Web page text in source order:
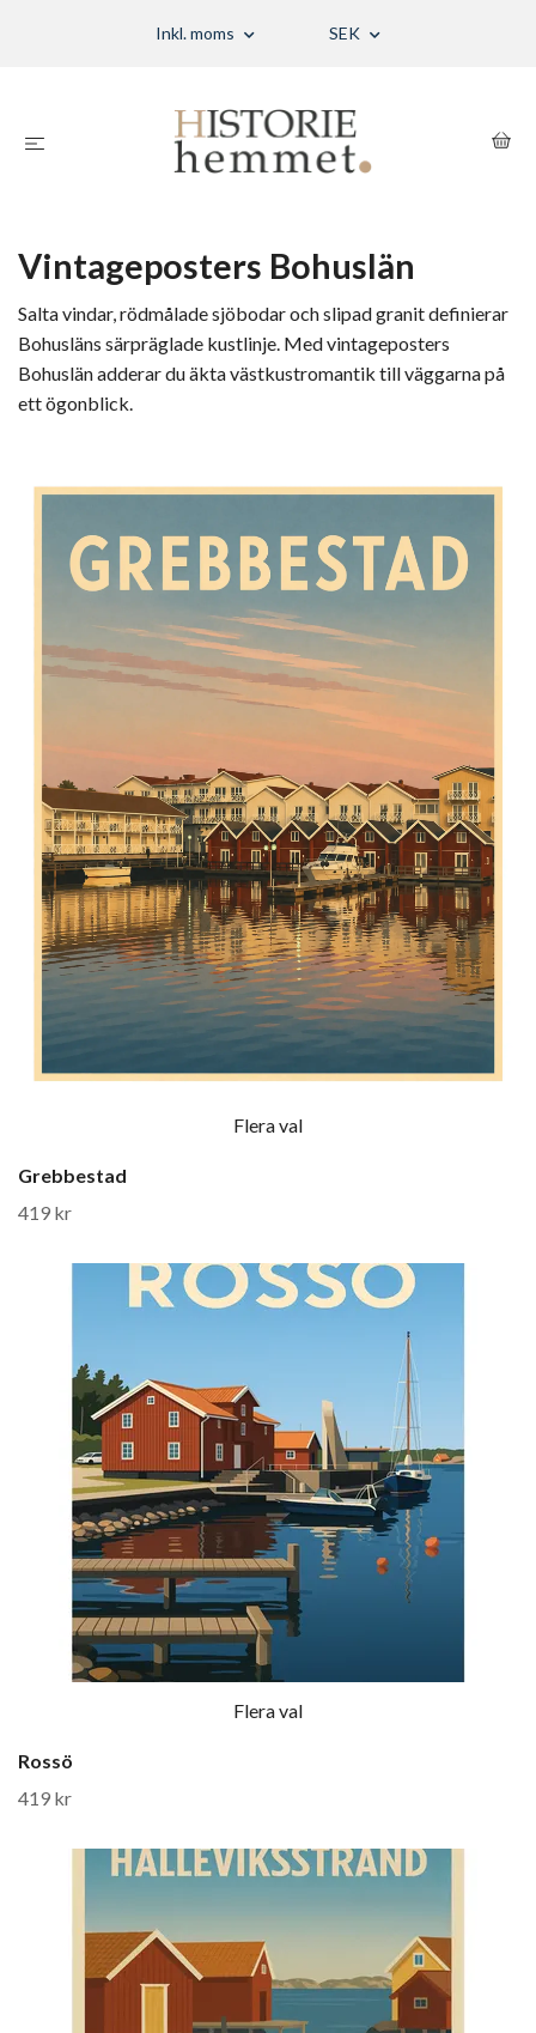
Inkl. moms SEK
Vintageposters Bohuslän
Salta vindar, rödmålade sjöbodar och slipad granit definierar
Bohusläns särpräglade kustlinje. Med vintageposters
Bohuslän adderar du äkta västkust­romantik till väggarna på
ett ögonblick.
Flera val
Grebbestad
419 kr
Flera val
Rossö
419 kr